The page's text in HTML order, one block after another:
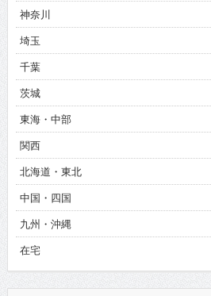
神奈川
埼玉
千葉
茨城
東海・中部
関西
北海道・東北
中国・四国
九州・沖縄
在宅